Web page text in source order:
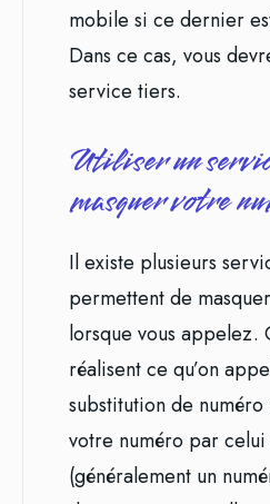
mobile si ce dernier
Dans ce cas, vous
service tiers.
Utiliser un
masquer votre
Il existe plusieurs
permettent de
lorsque vous appelez.
réalisent ce qu’on
substitution de
votre numéro par celui
(généralement un